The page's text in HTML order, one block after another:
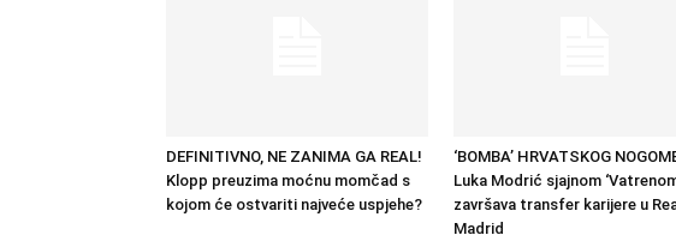
DEFINITIVNO, NE ZANIMA GA REAL!
Klopp preuzima moćnu momčad s
kojom će ostvariti najveće uspjehe?
‘BOMBA’ HRVATSKOG
Luka Modrić sjajnom
završava transfer karijere u
Madrid